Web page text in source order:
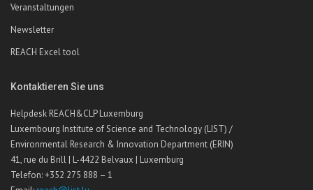
Veranstaltungen
Newsletter
REACH Excel tool
Kontaktieren Sie uns
Helpdesk REACH&CLP Luxemburg
Luxembourg Institute of Science and Technology (LIST) /
Environmental Research & Innovation Department (ERIN)
41, rue du Brill | L-4422 Belvaux | Luxemburg
Telefon: +352 275 888 – 1